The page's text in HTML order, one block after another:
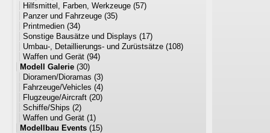
Hilfsmittel, Farben, Werkzeuge (57)
Panzer und Fahrzeuge (35)
Printmedien (34)
Sonstige Bausätze und Displays (17)
Umbau-, Detaillierungs- und Zurüstsätze (108)
Waffen und Gerät (94)
Modell Galerie (30)
Dioramen/Dioramas (3)
Fahrzeuge/Vehicles (4)
Flugzeuge/Aircraft (20)
Schiffe/Ships (2)
Waffen und Gerät (1)
Modellbau Events (15)